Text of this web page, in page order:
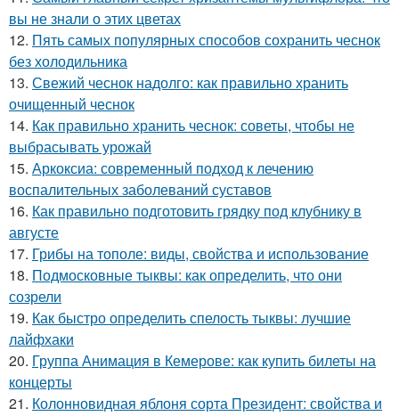
вы не знали о этих цветах
12. Пять самых популярных способов сохранить чеснок
без холодильника
13. Свежий чеснок надолго: как правильно хранить
очищенный чеснок
14. Как правильно хранить чеснок: советы, чтобы не
выбрасывать урожай
15. Аркоксиа: современный подход к лечению
воспалительных заболеваний суставов
16. Как правильно подготовить грядку под клубнику в
августе
17. Грибы на тополе: виды, свойства и использование
18. Подмосковные тыквы: как определить, что они
созрели
19. Как быстро определить спелость тыквы: лучшие
лайфхаки
20. Группа Анимация в Кемерове: как купить билеты на
концерты
21. Колонновидная яблоня сорта Президент: свойства и